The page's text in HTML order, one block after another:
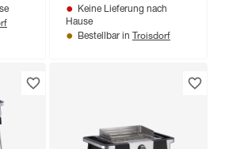
Keine Lieferung nach
Hause
Bestellbar in Troisdorf